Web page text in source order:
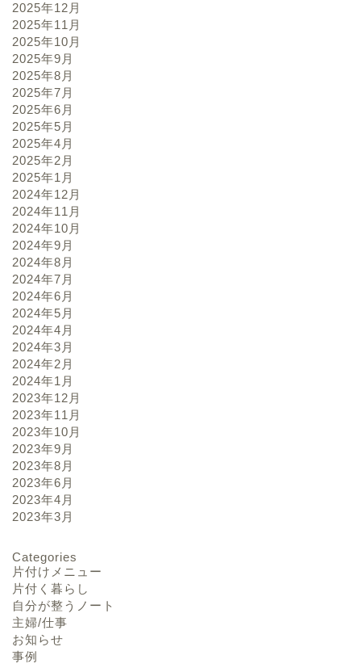
2025年12月
2025年11月
2025年10月
2025年9月
2025年8月
2025年7月
2025年6月
2025年5月
2025年4月
2025年2月
2025年1月
2024年12月
2024年11月
2024年10月
2024年9月
2024年8月
2024年7月
2024年6月
2024年5月
2024年4月
2024年3月
2024年2月
2024年1月
2023年12月
2023年11月
2023年10月
2023年9月
2023年8月
2023年6月
2023年4月
2023年3月
Categories
片付けメニュー
片付く暮らし
自分が整うノート
主婦/仕事
お知らせ
事例